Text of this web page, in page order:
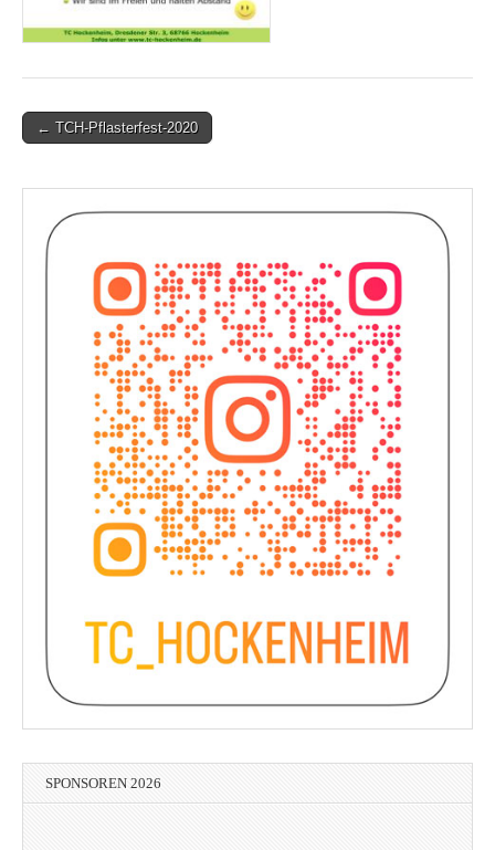
Post← TCH-Pflasterfest-2020
SPONSOREN 2026